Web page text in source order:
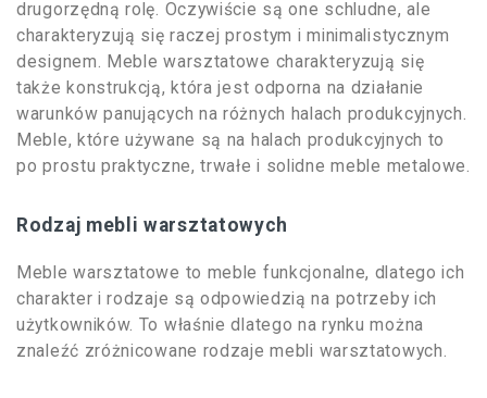
drugorzędną rolę. Oczywiście są one schludne, ale
charakteryzują się raczej prostym i minimalistycznym
designem. Meble warsztatowe charakteryzują się
także konstrukcją, która jest odporna na działanie
warunków panujących na różnych halach produkcyjnych.
Meble, które używane są na halach produkcyjnych to
po prostu praktyczne, trwałe i solidne meble metalowe.
Rodzaj mebli warsztatowych
Meble warsztatowe to meble funkcjonalne, dlatego ich
charakter i rodzaje są odpowiedzią na potrzeby ich
użytkowników. To właśnie dlatego na rynku można
znaleźć zróżnicowane rodzaje mebli warsztatowych.